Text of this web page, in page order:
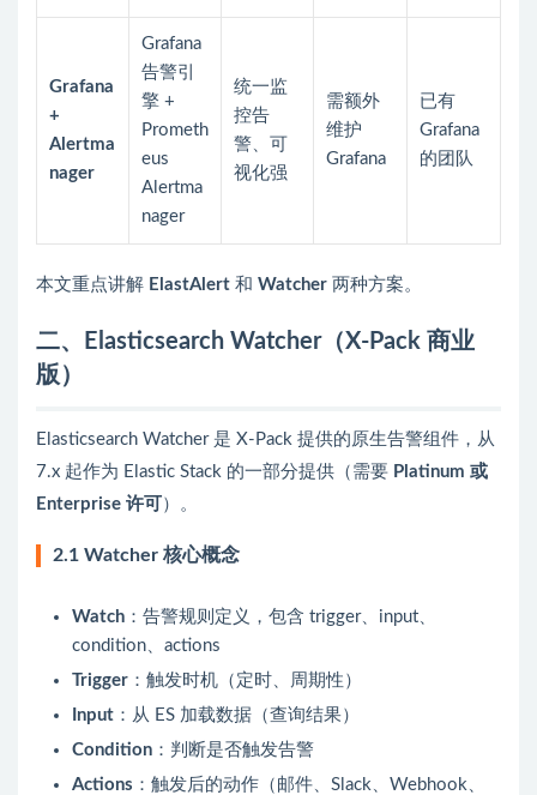
Grafana
+
Alertma
nager
Grafana
告警引
擎 +
Prometh
eus
Alertma
nager
统一监
控告
警、可
视化强
需额外
维护
Grafana
已有
Grafana
的团队
本文重点讲解 ElastAlert 和 Watcher 两种方案。
二、Elasticsearch Watcher（X-Pack 商业
版）
Elasticsearch Watcher 是 X-Pack 提供的原生告警组件，从
7.x 起作为 Elastic Stack 的一部分提供（需要 Platinum 或
Enterprise 许可 ）。
2.1 Watcher 核心概念
Watch ：告警规则定义，包含 trigger、input、
condition、actions
Trigger ：触发时机（定时、周期性）
Input ：从 ES 加载数据（查询结果）
Condition ：判断是否触发告警
Actions ：触发后的动作（邮件、Slack、Webhook、